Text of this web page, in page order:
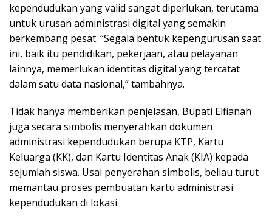
kependudukan yang valid sangat diperlukan, terutama
untuk urusan administrasi digital yang semakin
berkembang pesat. “Segala bentuk kepengurusan saat
ini, baik itu pendidikan, pekerjaan, atau pelayanan
lainnya, memerlukan identitas digital yang tercatat
dalam satu data nasional,” tambahnya.
Tidak hanya memberikan penjelasan, Bupati Elfianah
juga secara simbolis menyerahkan dokumen
administrasi kependudukan berupa KTP, Kartu
Keluarga (KK), dan Kartu Identitas Anak (KIA) kepada
sejumlah siswa. Usai penyerahan simbolis, beliau turut
memantau proses pembuatan kartu administrasi
kependudukan di lokasi.